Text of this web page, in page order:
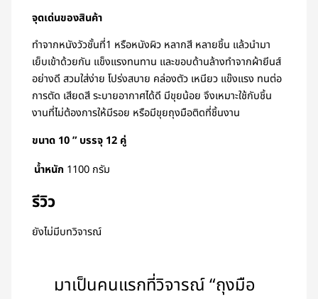
จุดเด่นของสินค้า
ทำจากหนังวัวชั้นที่1 หรือหนังผิว หลากสี หลายชิ้น แล้วนำมา
เย็บเข้าด้วยกัน แข็งแรงทนทาน และขอบด้านล้างทำจากผ้ายีนส์
อย่างดี สวมใส่ง่าย โปร่งสบาย คล่องตัว เหนียว แข๊งแรง ทนต่อ
การตัด เสียดสี ระบายอากาศได้ดี มีขุยน้อย จึงเหมาะใช้กับชิ้น
งานที่ไม่ต้องการให้มีรอย หรือมีขุยถุงมือติดที่ชิ้นงาน
ขนาด 10 ” บรรจุ 12 คู่
น้ำหนัก 1100 กรัม
รีวิว
ยังไม่มีบทวิจารณ์
มาเป็นคนแรกที่วิจารณ์ “ถุงมือ